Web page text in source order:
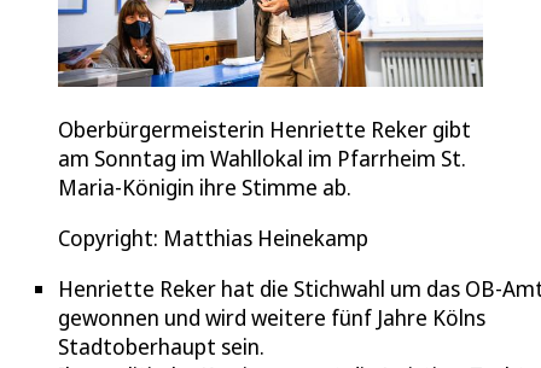
Oberbürgermeisterin Henriette Reker gibt
am Sonntag im Wahllokal im Pfarrheim St.
Maria-Königin ihre Stimme ab.
Copyright: Matthias Heinekamp
Henriette Reker hat die Stichwahl um das OB-
gewonnen und wird weitere fünf Jahre Kölns
Stadtoberhaupt sein.